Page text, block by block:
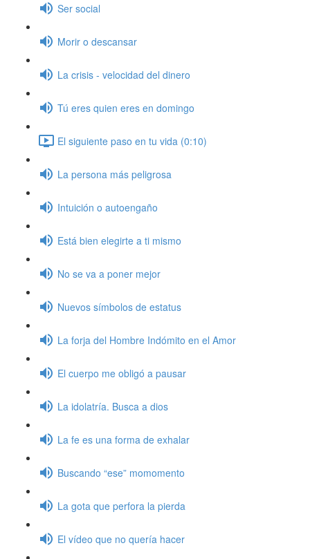
Ser social
Morir o descansar
La crisis - velocidad del dinero
Tú eres quien eres en domingo
El siguiente paso en tu vida (0:10)
La persona más peligrosa
Intuición o autoengaño
Está bien elegirte a ti mismo
No se va a poner mejor
Nuevos símbolos de estatus
La forja del Hombre Indómito en el Amor
El cuerpo me obligó a pausar
La idolatría. Busca a dios
La fe es una forma de exhalar
Buscando “ese” momomento
La gota que perfora la pierda
El vídeo que no quería hacer